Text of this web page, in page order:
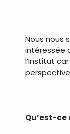
Nous nous
intéressée
l’Institut
Qu’est-